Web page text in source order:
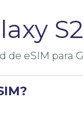
eSIM para